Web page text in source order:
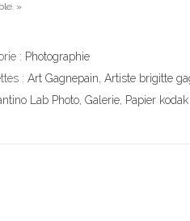
»
: Photographie
: Art Gagnepain, Artiste brigitte
Lab Photo, Galerie, Papier